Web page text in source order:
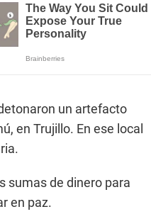
un artefacto
en Trujillo. En ese local
sumas de dinero para
en paz.